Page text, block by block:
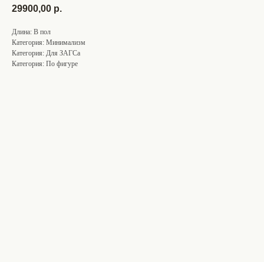
29900,00 р.
Длина: В пол
Категория: Минимализм
Категория: Для ЗАГСа
Категория: По фигуре